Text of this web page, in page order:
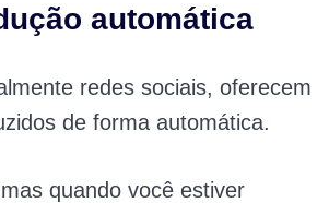
automática
redes sociais, oferecem
de forma automática.
quando você estiver